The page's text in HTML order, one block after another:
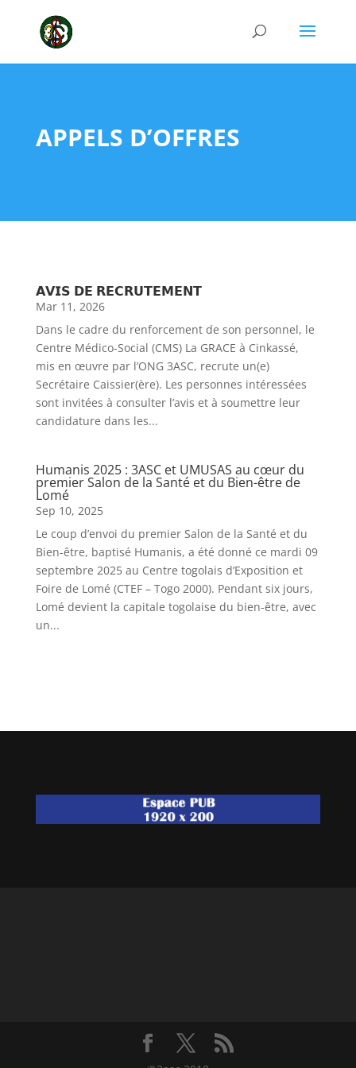
APPELS D’OFFRES
𝗔𝗩𝗜𝗦 𝗗𝗘 𝗥𝗘𝗖𝗥𝗨𝗧𝗘𝗠𝗘𝗡𝗧
Mar 11, 2026
Dans le cadre du renforcement de son personnel, le
Centre Médico-Social (CMS) La GRACE à Cinkassé,
mis en œuvre par l’ONG 3ASC, recrute un(e)
Secrétaire Caissier(ère). Les personnes intéressées
sont invitées à consulter l’avis et à soumettre leur
candidature dans les...
Humanis 2025 : 3ASC et UMUSAS au cœur du
premier Salon de la Santé et du Bien-être de
Lomé
Sep 10, 2025
Le coup d’envoi du premier Salon de la Santé et du
Bien-être, baptisé Humanis, a été donné ce mardi 09
septembre 2025 au Centre togolais d’Exposition et
Foire de Lomé (CTEF – Togo 2000). Pendant six jours,
Lomé devient la capitale togolaise du bien-être, avec
un...